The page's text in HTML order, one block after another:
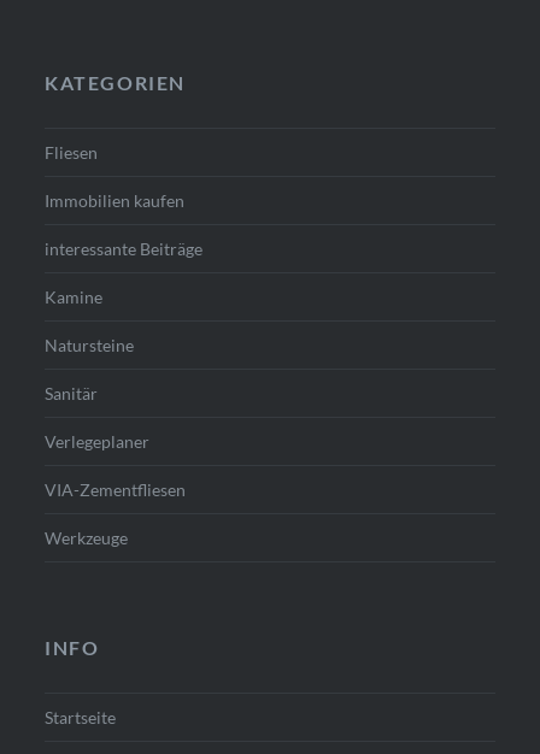
KATEGORIEN
Fliesen
Immobilien kaufen
interessante Beiträge
Kamine
Natursteine
Sanitär
Verlegeplaner
VIA-Zementfliesen
Werkzeuge
INFO
Startseite